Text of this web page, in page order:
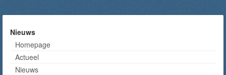
Nieuws
Homepage
Actueel
Nieuws